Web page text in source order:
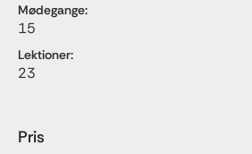
Mødegange:
15
Lektioner:
23
Pris